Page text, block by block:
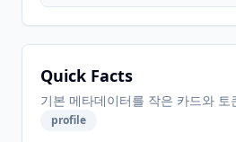
Quick Facts
기본 메타데이터를 작은 카드와 토
profile